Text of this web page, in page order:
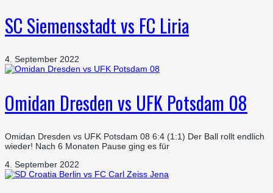
SC Siemensstadt vs FC Liria
4. September 2022
Omidan Dresden vs UFK Potsdam 08
Omidan Dresden vs UFK Potsdam 08 6:4 (1:1) Der Ball rollt endlich
wieder! Nach 6 Monaten Pause ging es für
4. September 2022